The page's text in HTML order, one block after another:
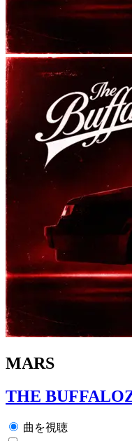
MARS
THE
曲を視聴